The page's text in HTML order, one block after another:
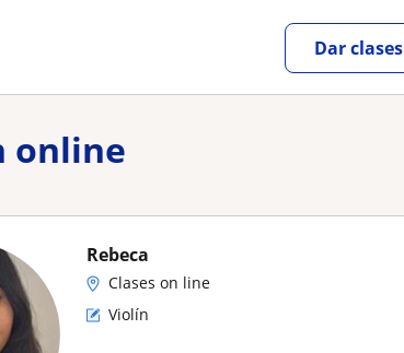
Dar
online
Rebeca
Clases on line
Violín